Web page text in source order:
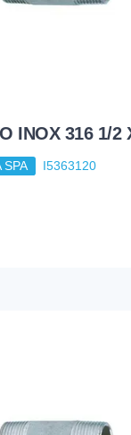
INOX 316 1/2
SPA I5363120